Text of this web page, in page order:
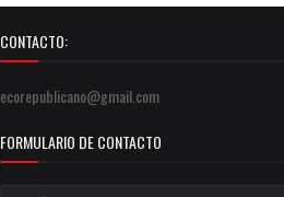
CONTACTO:
ecorepublicano@gmail.com
FORMULARIO DE CONTACTO